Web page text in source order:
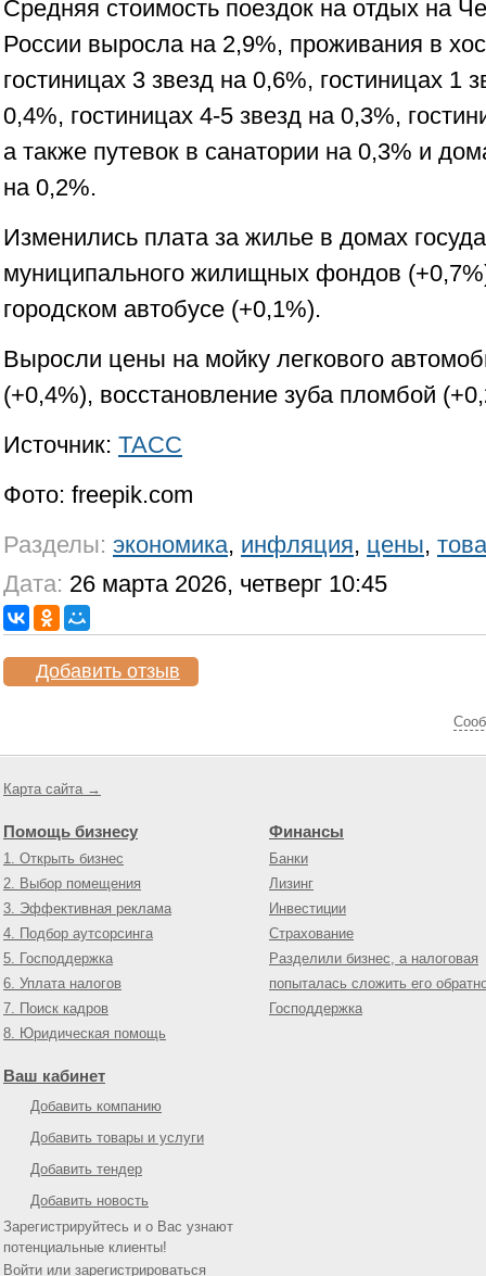
Средняя стоимость поездок на отдых на
России выросла на 2,9%, проживания в
гостиницах 3 звезд на 0,6%, гостиницах 1
0,4%, гостиницах 4-5 звезд на 0,3%,
а также путевок в санатории на 0,3% и
на 0,2%.
Изменились плата за жилье в домах
муниципального жилищных фондов
городском автобусе (+0,1%).
Выросли цены на мойку легкового
(+0,4%), восстановление зуба пломбой
Источник: ТАСС
Фото: freepik.com
Разделы: экономика, инфляция, цены,
Дата: 26 марта 2026, четверг 10:45
Добавить отзыв
Карта сайта →
Помощь бизнесу
1. Открыть бизнес
2. Выбор помещения
3. Эффективная реклама
4. Подбор аутсорсинга
5. Господдержка
6. Уплата налогов
7. Поиск кадров
8. Юридическая помощь
Финансы
Банки
Лизинг
Инвестиции
Страхование
Разделили бизнес, а налоговая
попыталась сложить его
Господдержка
Ваш кабинет
Добавить компанию
Добавить товары и услуги
Добавить тендер
Добавить новость
Зарегистрируйтесь и о Вас узнают
потенциальные клиенты!
Войти или зарегистрироваться